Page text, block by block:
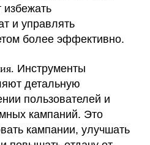
избежать
и управлять
более эффективно.
Инструменты
детальную
пользователей и
кампаний. Это
кампании, улучшать